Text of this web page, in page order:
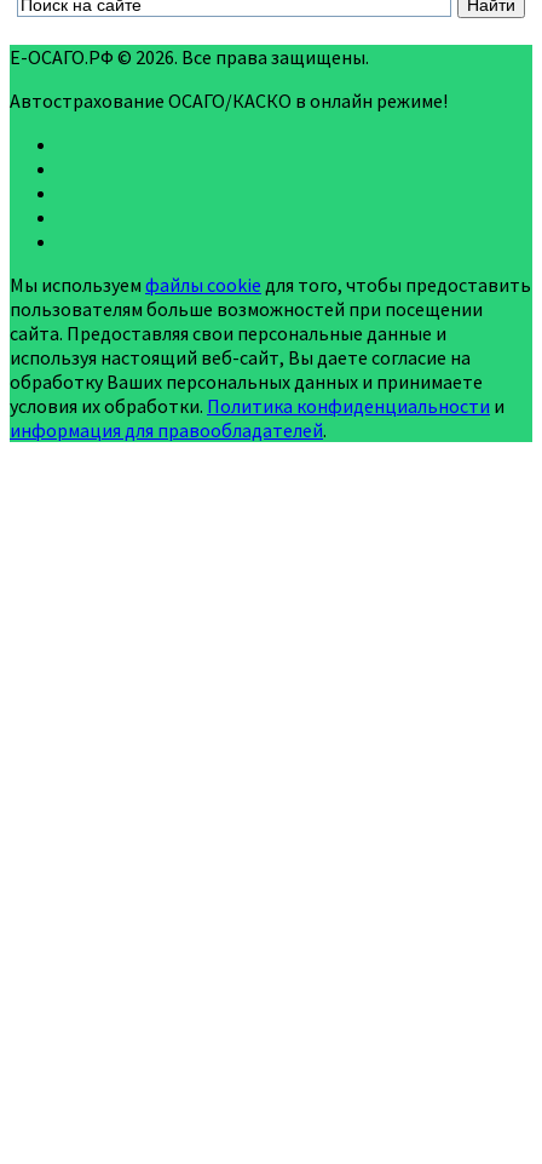
Е-ОСАГО.РФ © 2026. Все права защищены.
Автострахование ОСАГО/КАСКО в онлайн режиме!
Мы используем файлы cookie для того, чтобы предоставить
пользователям больше возможностей при посещении
сайта. Предоставляя свои персональные данные и
используя настоящий веб-сайт, Вы даете согласие на
обработку Ваших персональных данных и принимаете
условия их обработки. Политика конфиденциальности и
информация для правообладателей.